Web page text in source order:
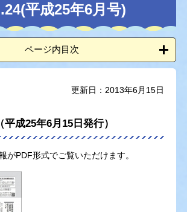
平成25年6月号)
ページ内目次
更新日：2013年6月15日
平成25年6月15日発行）
がPDF形式でご覧いただけます。